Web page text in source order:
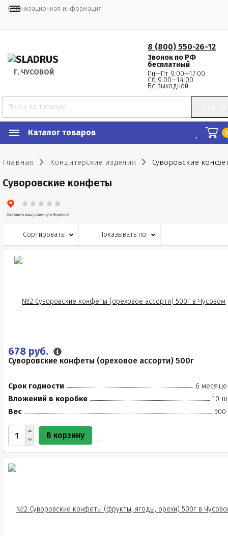
Организационная информация
Г. ЧУСОВОЙ
8 (800) 550-26-12
Звонок по РФ
бесплатный
Пн—Пт 9:00—17:00
Сб 9:00—14:00
Вс выходной
Каталог товаров
Главная Кондитерские изделия Суворовские
Суворовские конфеты
Сортировать: Показывать по:
678 руб.
Суворовские конфеты (ореховое ассорти) 500г
Срок годности
6
Вложений в коробке
10
Вес
500
В корзину